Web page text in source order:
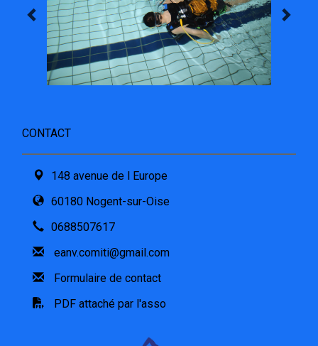
CONTACT
148 avenue de l Europe
60180 Nogent-sur-Oise
0688507617
eanv.comiti@gmail.com
Formulaire de contact
PDF attaché par l'asso